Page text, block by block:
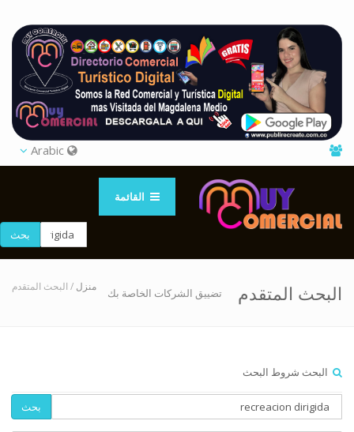
القائمة
بحث
البحث المتقدم تضييق الشركات الخاصة بك منزل / البحث المتقدم
البحث شروط البحث
بحث